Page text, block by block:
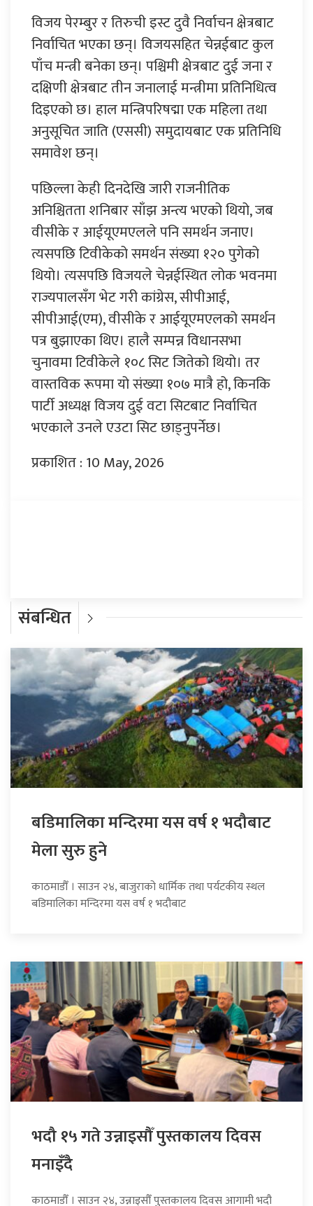
विजय पेरम्बुर र तिरुची इस्ट दुवै निर्वाचन क्षेत्रबाट
निर्वाचित भएका छन्। विजयसहित चेन्नईबाट कुल
पाँच मन्त्री बनेका छन्। पश्चिमी क्षेत्रबाट दुई जना र
दक्षिणी क्षेत्रबाट तीन जनालाई मन्त्रीमा प्रतिनिधित्व
दिइएको छ। हाल मन्त्रिपरिषद्मा एक महिला तथा
अनुसूचित जाति (एससी) समुदायबाट एक प्रतिनिधि
समावेश छन्।
पछिल्ला केही दिनदेखि जारी राजनीतिक
अनिश्चितता शनिबार साँझ अन्त्य भएको थियो, जब
वीसीके र आईयूएमएलले पनि समर्थन जनाए।
त्यसपछि टिवीकेको समर्थन संख्या १२० पुगेको
थियो। त्यसपछि विजयले चेन्नईस्थित लोक भवनमा
राज्यपालसँग भेट गरी कांग्रेस, सीपीआई,
सीपीआई(एम), वीसीके र आईयूएमएलको समर्थन
पत्र बुझाएका थिए। हालै सम्पन्न विधानसभा
चुनावमा टिवीकेले १०८ सिट जितेको थियो। तर
वास्तविक रूपमा यो संख्या १०७ मात्रै हो, किनकि
पार्टी अध्यक्ष विजय दुई वटा सिटबाट निर्वाचित
भएकाले उनले एउटा सिट छाड्नुपर्नेछ।
प्रकाशित : 10 May, 2026
संबन्धित
बडिमालिका मन्दिरमा यस वर्ष १ भदौबाट
मेला सुरु हुने
काठमाडौँ । साउन २४, बाजुराको धार्मिक तथा पर्यटकीय स्थल
बडिमालिका मन्दिरमा यस वर्ष १ भदौबाट
भदौ १५ गते उन्नाइसौँ पुस्तकालय दिवस
मनाइँदै
काठमाडौँ । साउन २४, उन्नाइसौँ पुस्तकालय दिवस आगामी भदौ